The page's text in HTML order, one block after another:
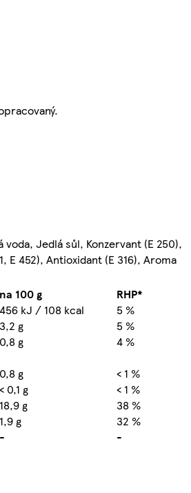
voda, Jedlá sůl, Konzervant (E 250),
E 452), Antioxidant (E 316), Aroma
na 100 g
RHP*
456 kJ / 108 kcal
5 %
3,2 g
5 %
0,8 g
4 %
0,8 g
< 1 %
< 0,1 g
< 1 %
18,9 g
38 %
1,9 g
32 %
- -